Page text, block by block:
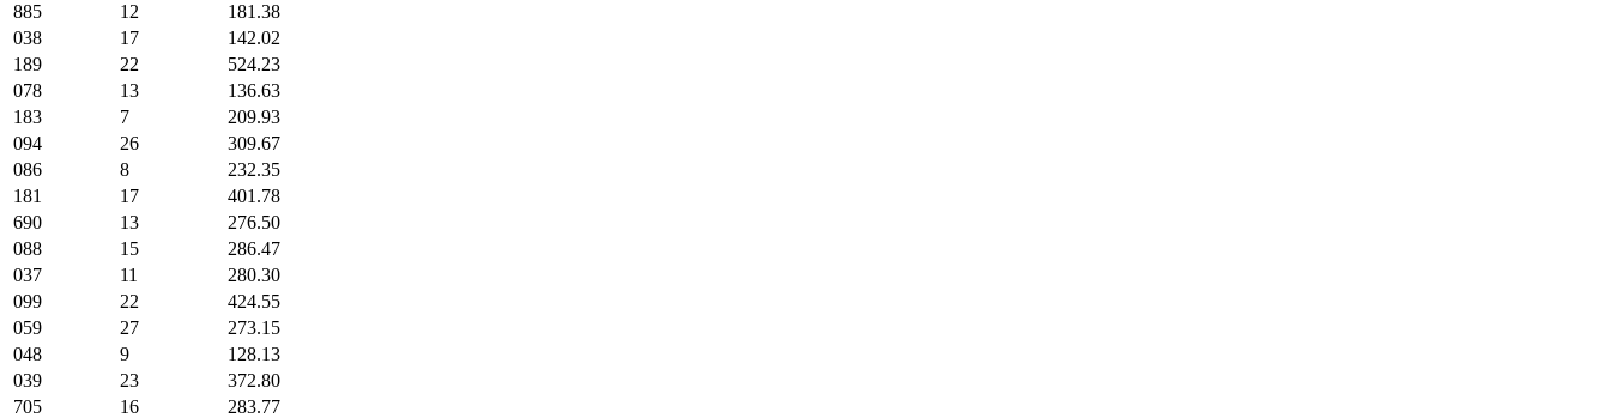
885
12
181.38
038
17
142.02
189
22
524.23
078
13
136.63
183
7
209.93
094
26
309.67
086
8
232.35
181
17
401.78
690
13
276.50
088
15
286.47
037
11
280.30
099
22
424.55
059
27
273.15
048
9
128.13
039
23
372.80
705
16
283.77